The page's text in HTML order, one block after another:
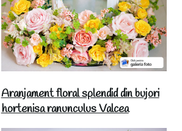
Aranjament floral splendid din bujori
hortenisa ranunculus Valcea